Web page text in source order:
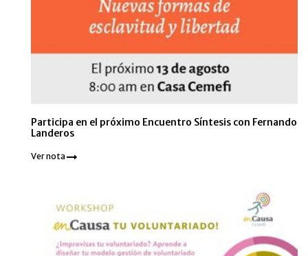
Participa en el próximo Encuentro Síntesis con Fernando
Landeros
Ver nota